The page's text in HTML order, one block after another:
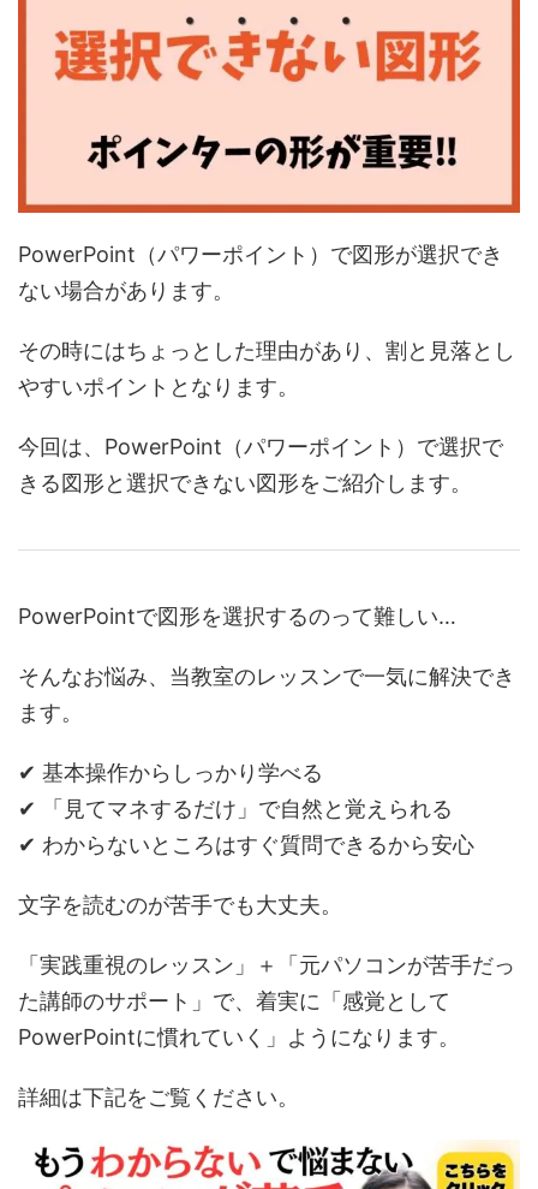
PowerPoint（パワーポイント）で図形が選択でき
ない場合があります。
その時にはちょっとした理由があり、割と見落とし
やすいポイントとなります。
今回は、PowerPoint（パワーポイント）で選択で
きる図形と選択できない図形をご紹介します。
PowerPointで図形を選択するのって難しい…
そんなお悩み、当教室のレッスンで一気に解決でき
ます。
✔ 基本操作からしっかり学べる
✔ 「見てマネするだけ」で自然と覚えられる
✔ わからないところはすぐ質問できるから安心
文字を読むのが苦手でも大丈夫。
「実践重視のレッスン」＋「元パソコンが苦手だっ
た講師のサポート」で、着実に「感覚として
PowerPointに慣れていく」ようになります。
詳細は下記をご覧ください。